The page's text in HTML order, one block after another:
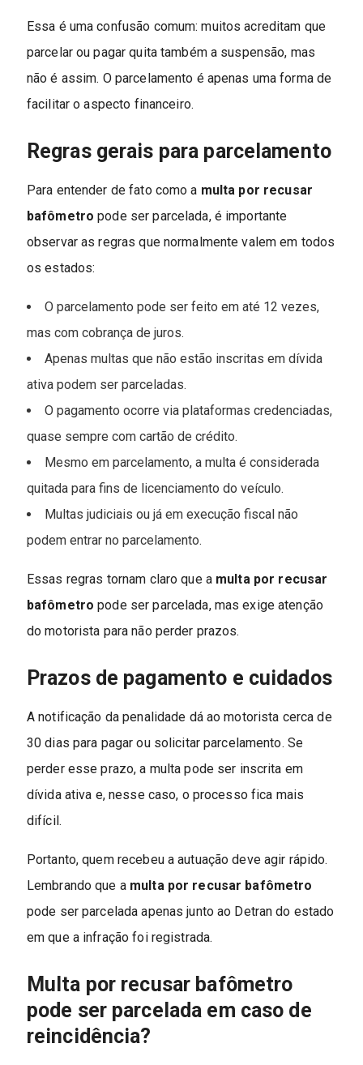
Essa é uma confusão comum: muitos acreditam que
parcelar ou pagar quita também a suspensão, mas
não é assim. O parcelamento é apenas uma forma de
facilitar o aspecto financeiro.
Regras gerais para parcelamento
Para entender de fato como a multa por recusar
bafômetro pode ser parcelada, é importante
observar as regras que normalmente valem em todos
os estados:
O parcelamento pode ser feito em até 12 vezes,
mas com cobrança de juros.
Apenas multas que não estão inscritas em dívida
ativa podem ser parceladas.
O pagamento ocorre via plataformas credenciadas,
quase sempre com cartão de crédito.
Mesmo em parcelamento, a multa é considerada
quitada para fins de licenciamento do veículo.
Multas judiciais ou já em execução fiscal não
podem entrar no parcelamento.
Essas regras tornam claro que a multa por recusar
bafômetro pode ser parcelada, mas exige atenção
do motorista para não perder prazos.
Prazos de pagamento e cuidados
A notificação da penalidade dá ao motorista cerca de
30 dias para pagar ou solicitar parcelamento. Se
perder esse prazo, a multa pode ser inscrita em
dívida ativa e, nesse caso, o processo fica mais
difícil.
Portanto, quem recebeu a autuação deve agir rápido.
Lembrando que a multa por recusar bafômetro
pode ser parcelada apenas junto ao Detran do estado
em que a infração foi registrada.
Multa por recusar bafômetro
pode ser parcelada em caso de
reincidência?